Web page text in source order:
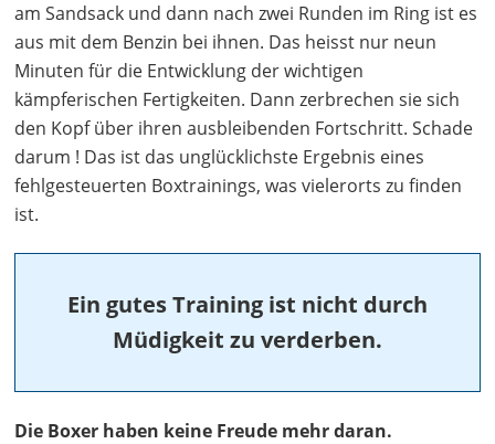
am Sandsack und dann nach zwei Runden im Ring ist es
aus mit dem Benzin bei ihnen. Das heisst nur neun
Minuten für die Entwicklung der wichtigen
kämpferischen Fertigkeiten. Dann zerbrechen sie sich
den Kopf über ihren ausbleibenden Fortschritt. Schade
darum ! Das ist das unglücklichste Ergebnis eines
fehlgesteuerten Boxtrainings, was vielerorts zu finden
ist.
Ein gutes Training ist nicht durch
Müdigkeit zu verderben.
Die Boxer haben keine Freude mehr daran.